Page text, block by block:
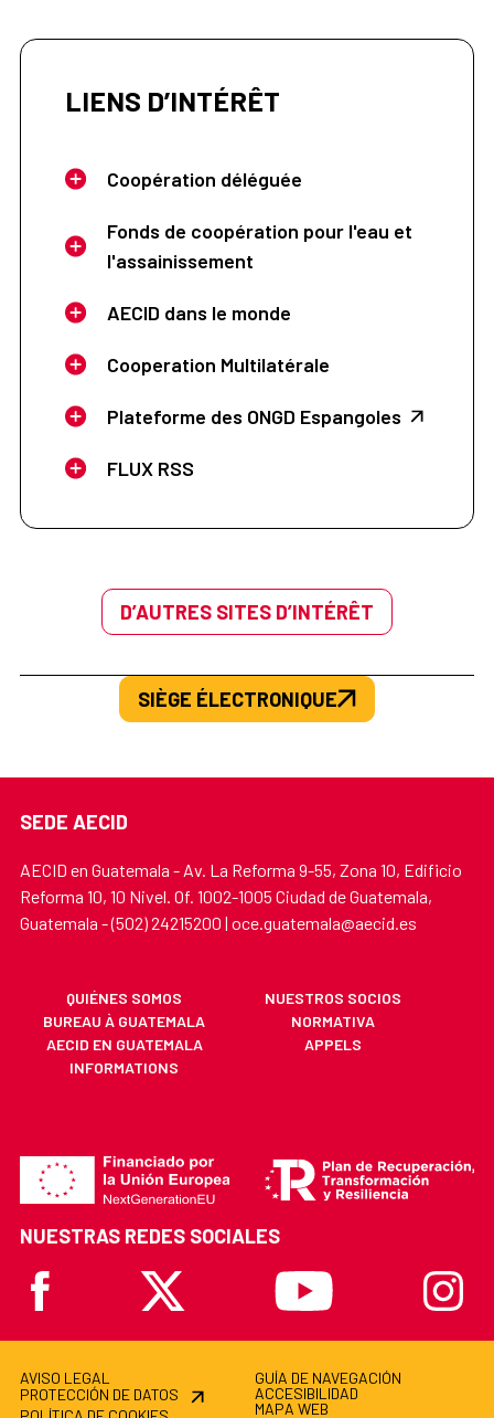
LIENS D’INTÉRÊT
Coopération déléguée
Fonds de coopération pour l'eau et
l'assainissement
AECID dans le monde
Cooperation Multilatérale
Plateforme des ONGD Espangoles
FLUX RSS
D’AUTRES SITES D’INTÉRÊT
SIÈGE ÉLECTRONIQUE
SEDE AECID
AECID en Guatemala - Av. La Reforma 9-55, Zona 10, Edificio
Reforma 10, 10 Nivel. Of. 1002-1005 Ciudad de Guatemala,
Guatemala - (502) 24215200 | oce.guatemala@aecid.es
QUIÉNES SOMOS
NUESTROS SOCIOS
BUREAU À GUATEMALA
NORMATIVA
AECID EN GUATEMALA
APPELS
INFORMATIONS
NUESTRAS REDES SOCIALES
Facebook
X Youtube
AVISO LEGAL
PROTECCIÓN DE DATOS
GUÍA DE NAVEGACIÓN
ACCESIBILIDAD
MAPA WEB